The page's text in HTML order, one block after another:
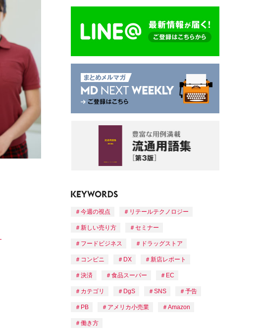
今週の視点 リテールテクノロジー
新しい売り方 セミナー
フードビジネス ドラッグストア
コンビニ DX 新店レポート
決済 食品スーパー EC
カテゴリ DgS SNS 予告
PB アメリカ小売業 Amazon
働き方